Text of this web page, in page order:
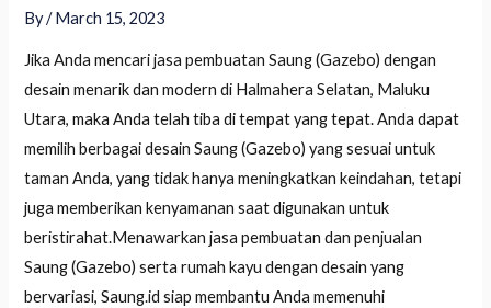
By/March 15, 2023
Jika Anda mencari jasa pembuatan Saung (Gazebo) dengan
desain menarik dan modern di Halmahera Selatan, Maluku
Utara, maka Anda telah tiba di tempat yang tepat. Anda dapat
memilih berbagai desain Saung (Gazebo) yang sesuai untuk
taman Anda, yang tidak hanya meningkatkan keindahan, tetapi
juga memberikan kenyamanan saat digunakan untuk
beristirahat.Menawarkan jasa pembuatan dan penjualan
Saung (Gazebo) serta rumah kayu dengan desain yang
bervariasi, Saung.id siap membantu Anda memenuhi